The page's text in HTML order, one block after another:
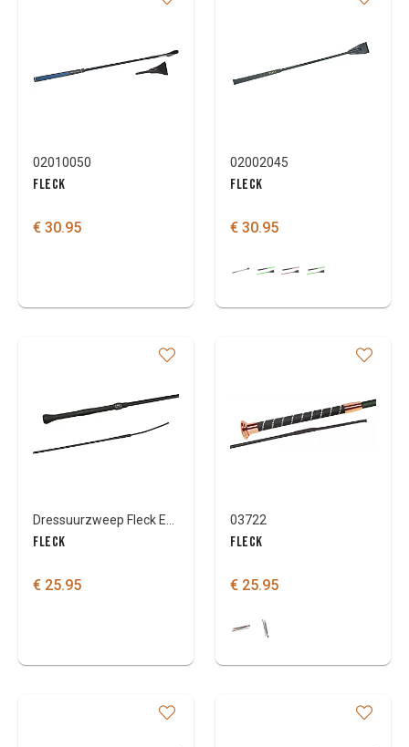
02010050
FLECK
€ 30.95
02002045
FLECK
€ 30.95
FLECK
€ 25.95
03722
FLECK
€ 25.95